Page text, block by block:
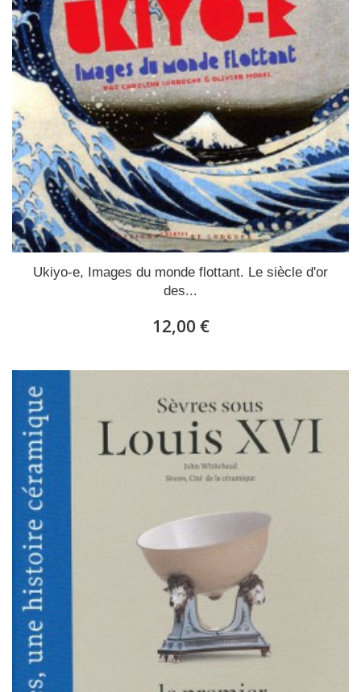
Ukiyo-e, Images du monde flottant. Le siècle d'or
des...
12,00 €